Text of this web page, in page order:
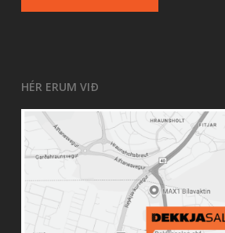
HÉR ERUM VIÐ